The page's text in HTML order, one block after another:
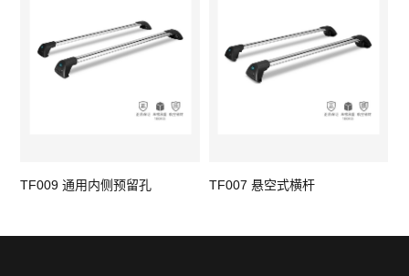
TF009 通用内侧预留孔 TF007 悬空式横杆